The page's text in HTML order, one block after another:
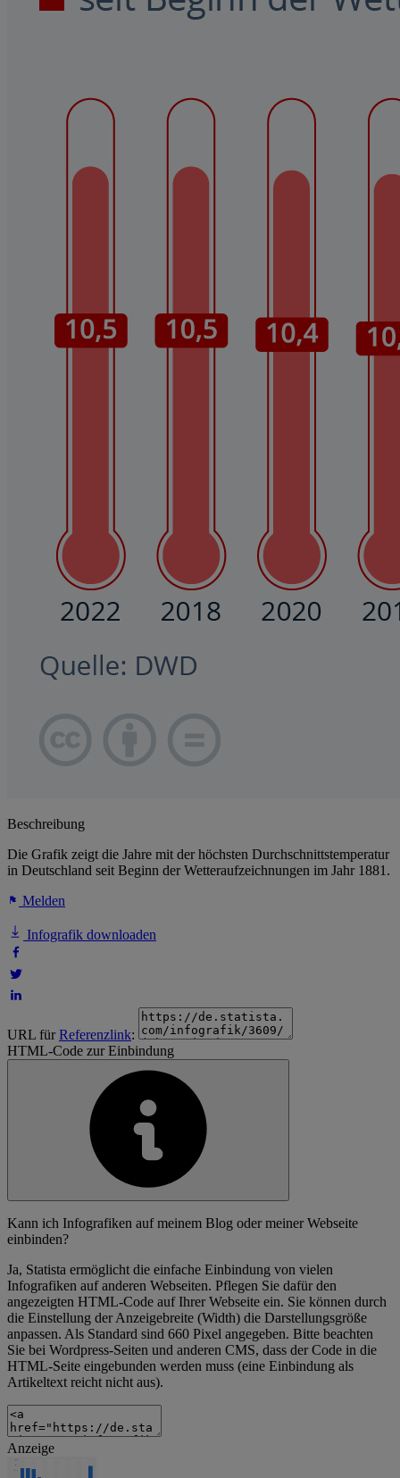
Beschreibung
Die Grafik zeigt die Jahre mit der höchsten Durchschnittstemperatur
in Deutschland seit Beginn der Wetteraufzeichnungen im Jahr 1881.
Melden
Infografik downloaden
URL fürReferenzlink:
HTML-Code zur Einbindung
Kann ich Infografiken auf meinem Blog oder meiner Webseite
einbinden?
Ja, Statista ermöglicht die einfache Einbindung von vielen
Infografiken auf anderen Webseiten. Pflegen Sie dafür den
angezeigten HTML-Code auf Ihrer Webseite ein. Sie können durch
die Einstellung der Anzeigebreite (Width) die Darstellungsgröße
anpassen. Als Standard sind 660 Pixel angegeben. Bitte beachten
Sie bei Wordpress-Seiten und anderen CMS, dass der Code in die
HTML-Seite eingebunden werden muss (eine Einbindung als
Artikeltext reicht nicht aus).
Anzeige